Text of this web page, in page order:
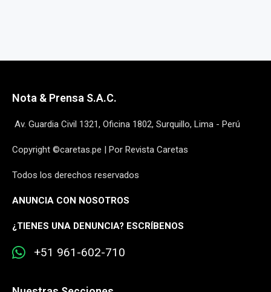
Nota & Prensa S.A.C.
Av. Guardia Civil 1321, Oficina 1802, Surquillo, Lima - Perú
Copyright ©caretas.pe | Por Revista Caretas
Todos los derechos reservados
ANUNCIA CON NOSOTROS
¿TIENES UNA DENUNCIA? ESCRÍBENOS
+51 961-602-710